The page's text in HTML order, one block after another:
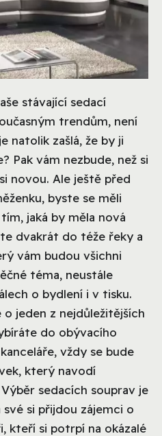
stávající sedací
trendům, není
natolik zašlá, že by ji
Pak vám nezbude, než si
novou. Ale ještě před
byste se měli
jaká by měla nová
dvakrát do téže řeky a
vám budou všichni
téma, neustále
o bydlení i v tisku.
jeden z nejdůležitějších
do obývacího
vždy se bude
který navodí
sedacích souprav je
si přijdou zájemci o
kteří si potrpí na okázalé